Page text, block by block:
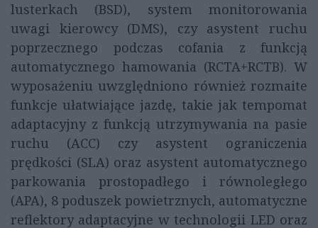
lusterkach (BSD), system monitorowania
uwagi kierowcy (DMS), czy asystent ruchu
poprzecznego podczas cofania z funkcją
automatycznego hamowania (RCTA+RCTB). W
wyposażeniu uwzględniono również rozmaite
funkcje ułatwiające jazdę, takie jak tempomat
adaptacyjny z funkcją utrzymywania na pasie
ruchu (ACC) czy asystent ograniczenia
prędkości (SLA) oraz asystent automatycznego
parkowania prostopadłego i równoległego
(APA), 8 poduszek powietrznych, automatyczne
reflektory adaptacyjne w technologii LED oraz